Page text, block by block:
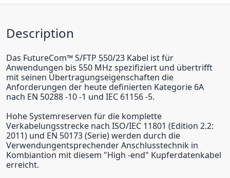
Description
Das FutureCom™ S/FTP 550/23 Kabel ist für
Anwendungen bis 550 MHz spezifiziert und übertrifft
mit seinen Übertragungseigenschaften die
Anforderungen der heute definierten Kategorie 6A
nach EN 50288 -10 -1 und IEC 61156 -5.
Hohe Systemreserven für die komplette
Verkabelungsstrecke nach ISO/IEC 11801 (Edition 2.2:
2011) und EN 50173 (Serie) werden durch die
Verwendungentsprechender Anschlusstechnik in
Kombiantion mit diesem "High -end" Kupferdatenkabel
erreicht.